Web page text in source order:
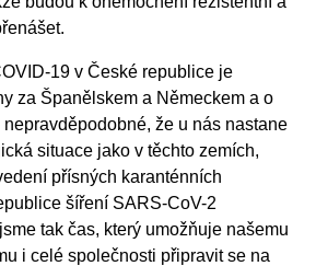
19 v České republice je
za Španělskem a Německem a o
že u nás nastane
situace jako v těchto zemích,
přísných karanténních
šíření SARS-CoV-2
tak čas, který umožňuje našemu
i celé společnosti připravit se na